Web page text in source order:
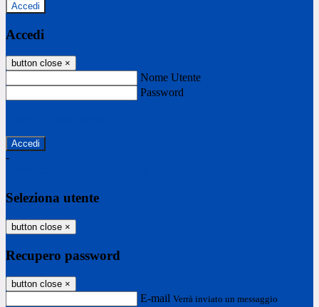
Accedi
Accedi
button close ×
Nome Utente
Password
-
Seleziona utente
button close ×
Recupero password
button close ×
E-mail Verrà inviato un messaggio